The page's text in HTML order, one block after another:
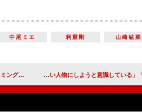
中尾ミエ 利重剛 山崎紘菜
感心した」